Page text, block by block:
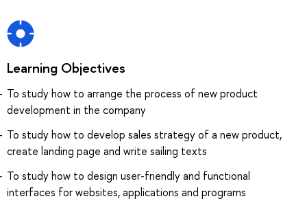
Learning Objectives
To study how to arrange the process of new product
development in the company
To study how to develop sales strategy of a new product,
create landing page and write sailing texts
To study how to design user-friendly and functional
interfaces for websites, applications and programs